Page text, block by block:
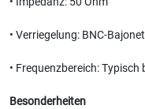
• Verriegelung: BNC-
• Frequenzbereich: Typisch
Besonderheiten